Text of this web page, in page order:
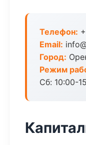
Телефон:
Email:
Город:
Режим
Сб: 10:00-